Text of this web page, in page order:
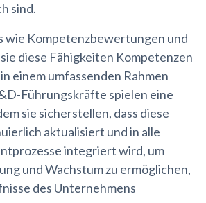
sind.
wie Kompetenzbewertungen und
diese Fähigkeiten Kompetenzen
einem umfassenden Rahmen
Führungskräfte spielen eine
sie sicherstellen, dass diese
aktualisiert und in alle
integriert wird, um
und Wachstum zu ermöglichen,
des Unternehmens